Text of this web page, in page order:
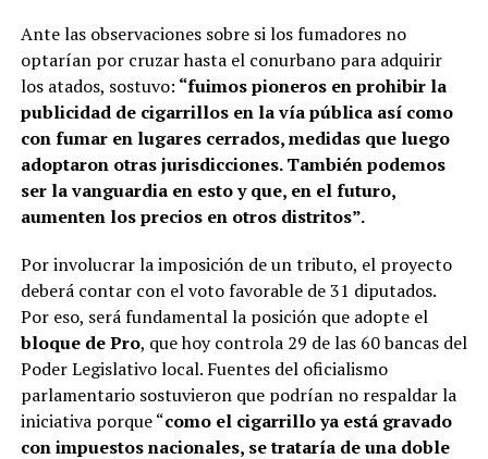
Ante las observaciones sobre si los fumadores no
optarían por cruzar hasta el conurbano para adquirir
los atados, sostuvo: “fuimos pioneros en prohibir la
publicidad de cigarrillos en la vía pública así como
con fumar en lugares cerrados, medidas que luego
adoptaron otras jurisdicciones. También podemos
ser la vanguardia en esto y que, en el futuro,
aumenten los precios en otros distritos”.
Por involucrar la imposición de un tributo, el proyecto
deberá contar con el voto favorable de 31 diputados.
Por eso, será fundamental la posición que adopte el
bloque de Pro, que hoy controla 29 de las 60 bancas del
Poder Legislativo local. Fuentes del oficialismo
parlamentario sostuvieron que podrían no respaldar la
iniciativa porque “como el cigarrillo ya está gravado
con impuestos nacionales, se trataría de una doble